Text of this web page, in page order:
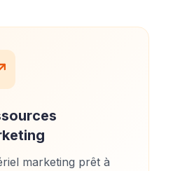
marketing prêt à